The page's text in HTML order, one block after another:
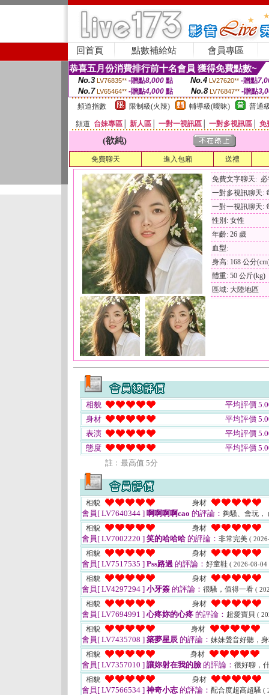
回首頁 點數補給站 會員專區
恭喜五月份消費排行前十名會員 獲得免費點數~
No.3 LV76835** -贈點8,000點 No.4 LV27620** -贈點
No.7 LV65464** -贈點4,000 點 No.8 LV76847** -贈點
頻道指數
限制級(火辣) 輔導級(曖昧) 普通
頻道 台妹專區 新人區 一對一視訊區 一對多視訊區 免
(欲純)
免費聊天 進入包廂 送禮
免費文字聊天:
一對多視訊聊天:
一對一視訊聊天:
性別: 女性
年齡: 26 歲
血型:
身高: 168 公分
體重: 50 公斤(kg)
區域: 大陸地區
相貌
平均評價
身材
平均評價
表演
平均評價
態度
平均評價
註﹕最高值 5分
相貌 身材
會員[ LV7640344 ] 啊啊啊啊cao 的評論： 夠騷、會玩，
相貌 身材
會員[ LV7002220 ] 笑的哈哈哈 的評論： 非常完美 (
相貌 身材
會員[ LV7517535 ] Pss路過 的評論： 好童鞋 ( 2026-08-04
相貌 身材
會員[ LV4297294 ] 小牙簽 的評論： 很騷，值得一看 (
相貌 身材
會員[ LV7694991 ]心疼妳的心疼 的評論： 超愛寶貝 (
相貌 身材
會員[ LV7435708 ] 築夢星辰 的評論： 妹妹聲音好聽，
相貌
身材
會員[ LV7357010 ] 讓妳射在我的臉的評論： 很好聊，
相貌
身材
會員[ LV7566534 ] 神奇小志的評論： 配合度超高超騷 (